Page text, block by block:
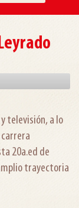
televisión, a lo
20a.ed de
trayectoria